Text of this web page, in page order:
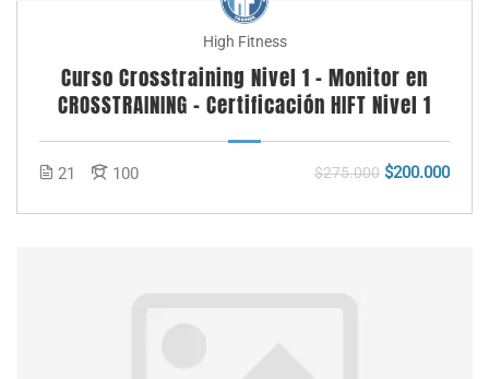
High Fitness
Curso Crosstraining Nivel 1 – Monitor en
CROSSTRAINING – Certificación HIFT Nivel 1
21 100 $275.000 $200.000